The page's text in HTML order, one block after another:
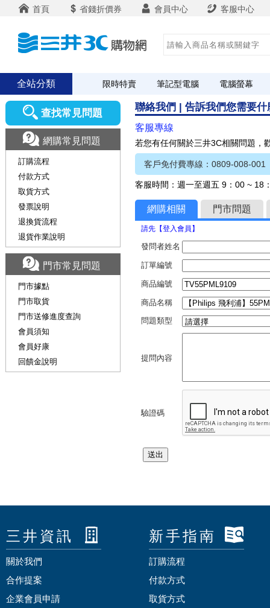
首頁 省錢折價券 會員中心 客服中心
全站分類 限時特賣 筆記型電腦 電腦螢幕
聯絡我們 | 告訴我們您需要什
客服專線
若您有任何關於三井3C相關問題，
客戶免付費專線：0809-008-001
客服時間：週一至週五 9：00 ~ 18
網購相關 門市問題
請先【登入會員】
發問者姓名
訂單編號
商品編號
商品名稱
問題類型
提問內容
驗證碼
查找常見問題
網購常見問題
訂購流程
付款方式
取貨方式
發票說明
退換貨流程
退貨作業說明
門市常見問題
門市據點
門市取貨
門市送修進度查詢
會員須知
會員好康
回饋金說明
三井資訊
關於我們
合作提案
企業會員申請
新手指南
訂購流程
付款方式
取貨方式